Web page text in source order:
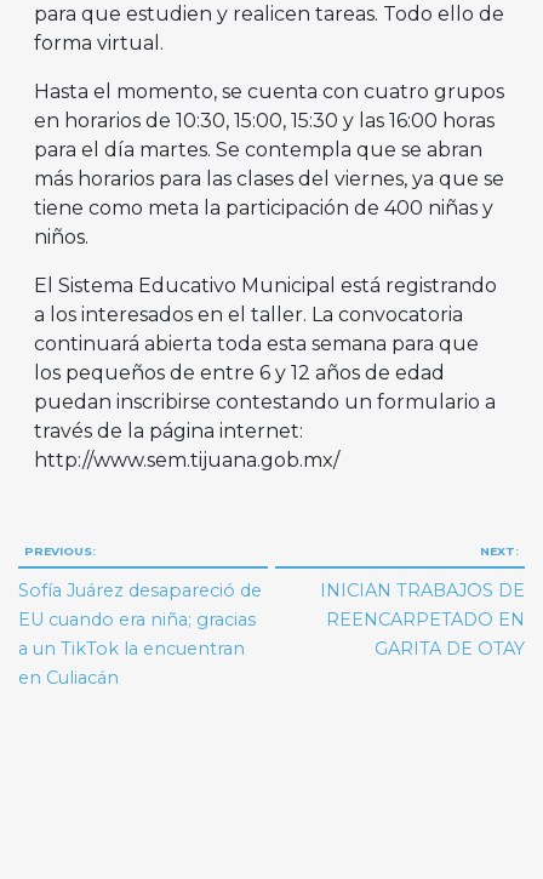
para que estudien y realicen tareas. Todo ello de
forma virtual.
Hasta el momento, se cuenta con cuatro grupos
en horarios de 10:30, 15:00, 15:30 y las 16:00 horas
para el día martes. Se contempla que se abran
más horarios para las clases del viernes, ya que se
tiene como meta la participación de 400 niñas y
niños.
El Sistema Educativo Municipal está registrando
a los interesados en el taller. La convocatoria
continuará abierta toda esta semana para que
los pequeños de entre 6 y 12 años de edad
puedan inscribirse contestando un formulario a
través de la página internet:
http://www.sem.tijuana.gob.mx/
Navegación
de
entradas
PREVIOUS:
Sofía Juárez desapareció de
EU cuando era niña; gracias
a un TikTok la encuentran
en Culiacán
NEXT:
INICIAN TRABAJOS DE
REENCARPETADO EN
GARITA DE OTAY